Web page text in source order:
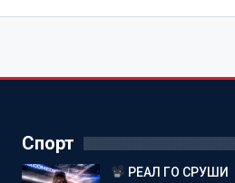
Спорт
РЕАЛ ГО СРУШИ